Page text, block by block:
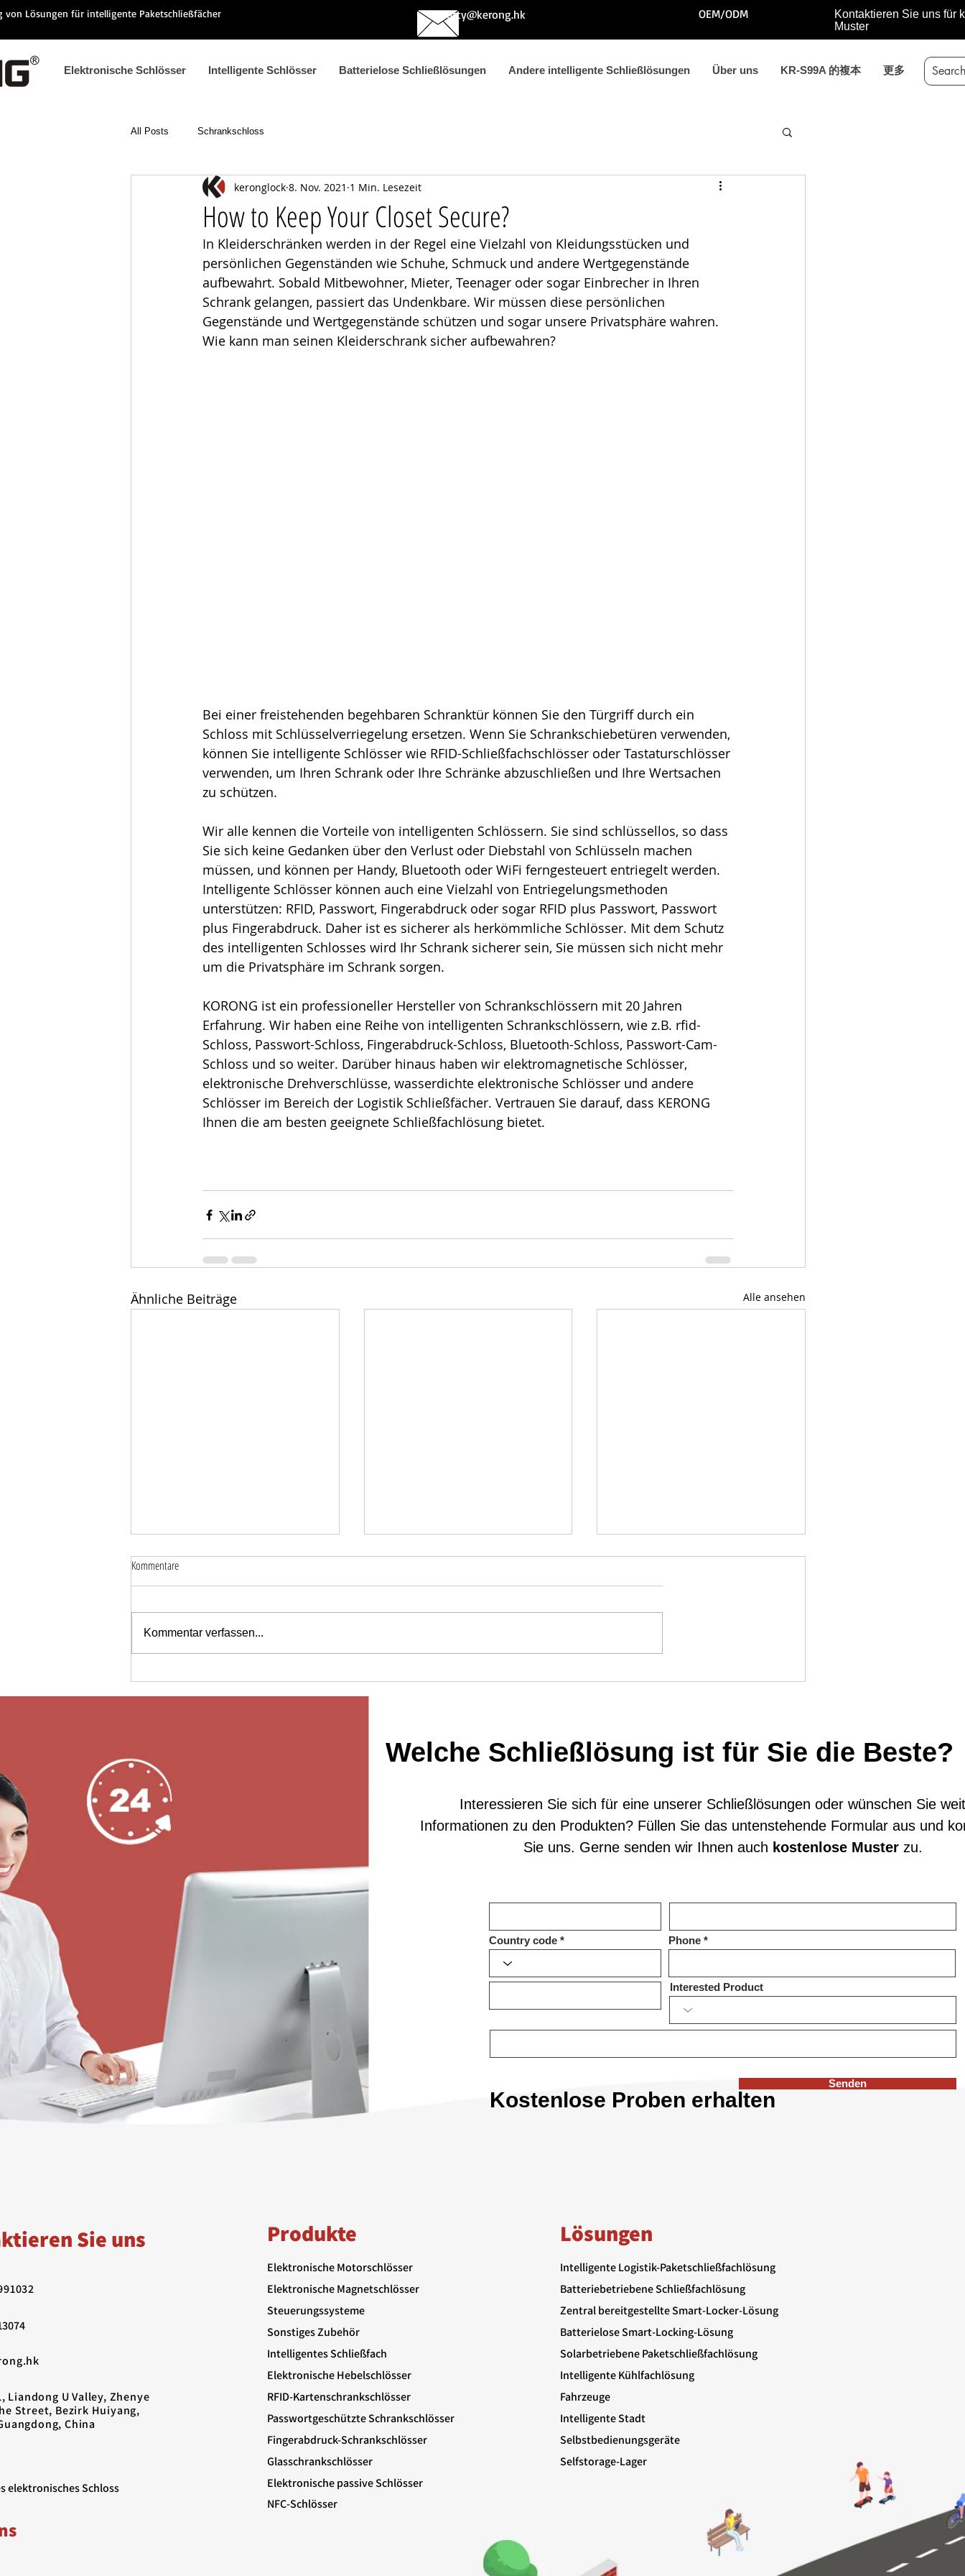
von Lösungen für intelligente Paketschließfächer betty@kerong.hk OEM/ODM
Kontaktieren Sie uns für
Muster
Elektronische Schlösser Intelligente Schlösser Batterielose Schließlösungen Andere intelligente Schließlösungen Über uns KR-S99A 的複本 更多
All Posts Schrankschloss
How to Keep Your Closet Secure?
keronglock 8. Nov. 2021 1 Min. Lesezeit
In Kleiderschränken werden in der Regel eine Vielzahl von Kleidungsstücken und
persönlichen Gegenständen wie Schuhe, Schmuck und andere Wertgegenstände
aufbewahrt. Sobald Mitbewohner, Mieter, Teenager oder sogar Einbrecher in Ihren
Schrank gelangen, passiert das Undenkbare. Wir müssen diese persönlichen
Gegenstände und Wertgegenstände schützen und sogar unsere Privatsphäre wahren.
Wie kann man seinen Kleiderschrank sicher aufbewahren?
Bei einer freistehenden begehbaren Schranktür können Sie den Türgriff durch ein
Schloss mit Schlüsselverriegelung ersetzen. Wenn Sie Schrankschiebetüren verwenden,
können Sie intelligente Schlösser wie RFID-Schließfachschlösser oder Tastaturschlösser
verwenden, um Ihren Schrank oder Ihre Schränke abzuschließen und Ihre Wertsachen
zu schützen.
Wir alle kennen die Vorteile von intelligenten Schlössern. Sie sind schlüssellos, so dass
Sie sich keine Gedanken über den Verlust oder Diebstahl von Schlüsseln machen
müssen, und können per Handy, Bluetooth oder WiFi ferngesteuert entriegelt werden.
Intelligente Schlösser können auch eine Vielzahl von Entriegelungsmethoden
unterstützen: RFID, Passwort, Fingerabdruck oder sogar RFID plus Passwort, Passwort
plus Fingerabdruck. Daher ist es sicherer als herkömmliche Schlösser. Mit dem Schutz
des intelligenten Schlosses wird Ihr Schrank sicherer sein, Sie müssen sich nicht mehr
um die Privatsphäre im Schrank sorgen.
KORONG ist ein professioneller Hersteller von Schrankschlössern mit 20 Jahren
Erfahrung. Wir haben eine Reihe von intelligenten Schrankschlössern, wie z.B. rfid-
Schloss, Passwort-Schloss, Fingerabdruck-Schloss, Bluetooth-Schloss, Passwort-Cam-
Schloss und so weiter. Darüber hinaus haben wir elektromagnetische Schlösser,
elektronische Drehverschlüsse, wasserdichte elektronische Schlösser und andere
Schlösser im Bereich der Logistik Schließfächer. Vertrauen Sie darauf, dass KERONG
Ihnen die am besten geeignete Schließfachlösung bietet.
Ähnliche Beiträge Alle ansehen
Schließfachschlössern
Kommentare
Kommentar verfassen...
Welche Schließlösung ist für Sie die Beste?
Interessieren Sie sich für eine unserer Schließlösungen oder wünschen Sie
Informationen zu den Produkten? Füllen Sie das untenstehende Formular aus und
Sie uns. Gerne senden wir Ihnen auch kostenlose Muster zu.
Country code Phone
Interested Product
Kostenlose Proben erhalten
Senden
Sie uns
Liandong U Valley, Zhenye
Street, Bezirk Huiyang,
China
elektronisches Schloss
Produkte
Elektronische Motorschlösser
Elektronische Magnetschlösser
Steuerungssysteme
Sonstiges Zubehör
Intelligentes Schließfach
Elektronische Hebelschlösser
RFID-Kartenschrankschlösser
Passwortgeschützte Schrankschlösser
Fingerabdruck-Schrankschlösser
Glasschrankschlösser
Elektronische passive Schlösser
NFC-Schlösser
Lösungen
Intelligente Logistik-Paketschließfachlösung
Batteriebetriebene Schließfachlösung
Zentral bereitgestellte Smart-Locker-Lösung
Batterielose Smart-Locking-Lösung
Solarbetriebene Paketschließfachlösung
Intelligente Kühlfachlösung
Fahrzeuge
Intelligente Stadt
Selbstbedienungsgeräte
Selfstorage-Lager